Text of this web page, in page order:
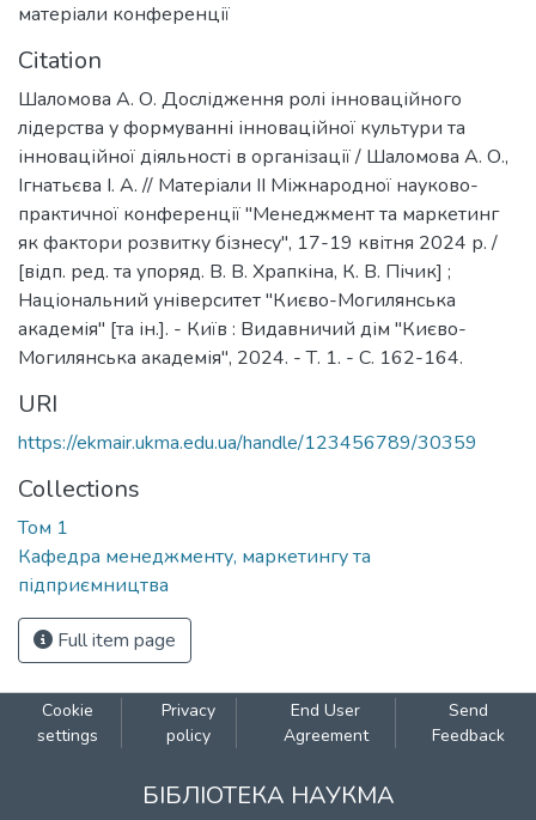
матеріали конференції
Citation
Шаломова А. О. Дослідження ролі інноваційного
лідерства у формуванні інноваційної культури та
інноваційної діяльності в організації / Шаломова А. О.,
Ігнатьєва І. А. // Матеріали ІІ Міжнародної науково-
практичної конференції "Менеджмент та маркетинг
як фактори розвитку бізнесу", 17-19 квітня 2024 р. /
[відп. ред. та упоряд. В. В. Храпкіна, К. В. Пічик] ;
Національний університет "Києво-Могилянська
академія" [та ін.]. - Київ : Видавничий дім "Києво-
Могилянська академія", 2024. - Т. 1. - C. 162-164.
URI
https://ekmair.ukma.edu.ua/handle/123456789/30359
Collections
Том 1
Кафедра менеджменту, маркетингу та
підприємництва
Full item page
Cookie
settings
Privacy
policy
End User
Agreement
Send
Feedback
БІБЛІОТЕКА НАУКМА